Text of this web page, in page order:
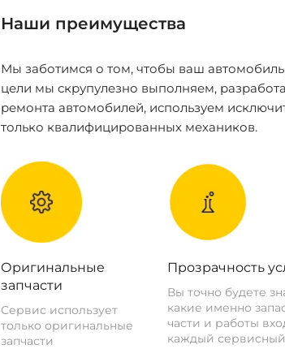
Наши преимущества
Мы заботимся о том, чтобы ваш
цели мы скрупулезно выполняем,
ремонта автомобилей, используем
только квалифицированных механиков.
Оригинальные
запчасти
Сервис использует
только оригинальные
запчасти
Прозрачность
Вы точно будете
какие именно
части и работы
каждый сервисный